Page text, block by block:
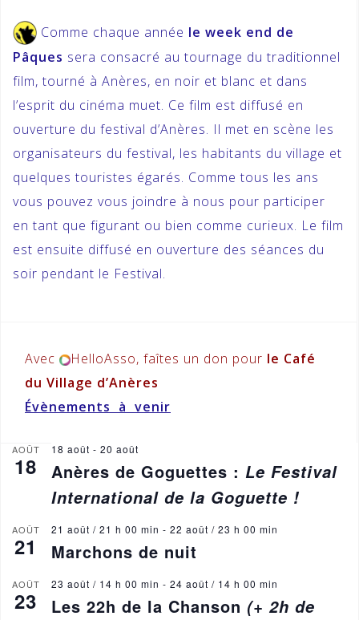
Comme chaque année le week end de
Pâques sera consacré au tournage du traditionnel
film, tourné à Anères, en noir et blanc et dans
l’esprit du cinéma muet. Ce film est diffusé en
ouverture du festival d’Anères. Il met en scène les
organisateurs du festival, les habitants du village et
quelques touristes égarés. Comme tous les ans
vous pouvez vous joindre à nous pour participer
en tant que figurant ou bien comme curieux. Le film
est ensuite diffusé en ouverture des séances du
soir pendant le Festival.
Avec HelloAsso, faîtes un don pour le Café
du Village d’Anères
Évènements à venir
AOÛT
18
18 août - 20 août
Anères de Goguettes : Le Festival
International de la Goguette !
AOÛT
21
21 août / 21 h 00 min - 22 août / 23 h 00 min
Marchons de nuit
AOÛT
23
23 août / 14 h 00 min - 24 août / 14 h 00 min
Les 22h de la Chanson (+ 2h de